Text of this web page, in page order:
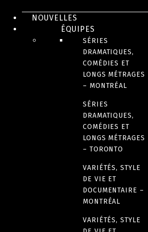
NOUVELLES
ÉQUIPES
SÉRIES
DRAMATIQUES,
COMÉDIES ET
LONGS MÉTRAGES
– MONTRÉAL
SÉRIES
DRAMATIQUES,
COMÉDIES ET
LONGS MÉTRAGES
– TORONTO
VARIÉTÉS, STYLE
DE VIE ET
DOCUMENTAIRE –
MONTRÉAL
VARIÉTÉS, STYLE
Lysandre +